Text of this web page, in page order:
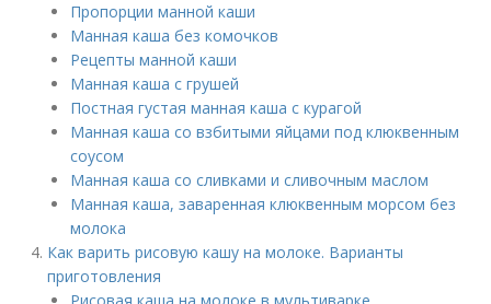
Пропорции манной каши
Манная каша без комочков
Рецепты манной каши
Манная каша с грушей
Постная густая манная каша с курагой
Манная каша со взбитыми яйцами под клюквенным
соусом
Манная каша со сливками и сливочным маслом
Манная каша, заваренная клюквенным морсом без
молока
Как варить рисовую кашу на молоке. Варианты
приготовления